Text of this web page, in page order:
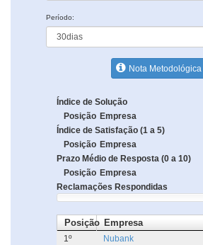
Período:
Nota Metodológica
Índice de Solução
Posição Empresa
Índice de Satisfação (1 a 5)
Posição Empresa
Prazo Médio de Resposta (0 a 10)
Posição Empresa
Reclamações Respondidas
Posição Empresa
1º Nubank